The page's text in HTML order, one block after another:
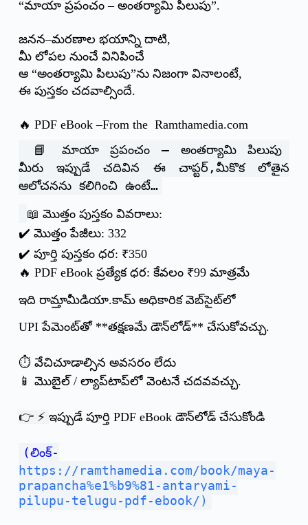
“మాయా ప్రపంచం – అంతర్యామి పిలుపు”.
జనన–మరణాల భయాన్ని దాటి,
మీ లోపల నుంచే వినిపించే
ఆ “అంతర్యామి పిలుపు”ను నిజంగా వినాలంటే,
ఈ పుస్తకం చదవాల్సిందే.
🔥 PDF eBook –From the Ramthamedia.com
📘 మాయా ప్రపంచం – అంతర్యామి పిలుపు
మీరు ఇప్పుడే చదివిన ఈ చాప్టర్,మీకొక లోతైన
ఆలోచనను కలిగించి ఉంటే…
📖 మొత్తం పుస్తకం వివరాలు:
✔️ మొత్తం పేజీలు: 332
✔️ పూర్తి పుస్తకం ధర: ₹350
🔥 PDF eBook ప్రత్యేక ధర: కేవలం ₹99 మాత్రమే
ఇది రామ్తామీడియా.కామ్ అధికారిక వెబ్‌సైట్‌లో
UPI పేమెంట్‌తో **తక్షణమే డౌన్‌లోడ్** చేసుకోవచ్చు.
⏱️ వేచిచూడాల్సిన అవసరం లేదు
📱 మొబైల్ / ల్యాప్‌టాప్‌లో వెంటనే చదవవచ్చు.
👉 ⚡ ఇప్పుడే పూర్తి PDF eBook డౌన్‌లోడ్ చేసుకోండి
(లింక్-
https://ramthamedia.com/book/maya-
prapancha%e1%b9%81-antaryami-
pilupu-telugu-pdf-ebook/)